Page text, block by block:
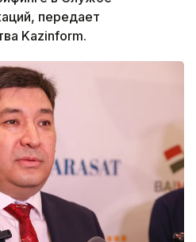
передает
Kazinform.